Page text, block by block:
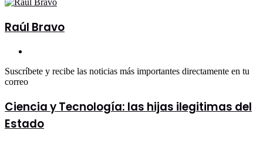
Raúl Bravo
Suscríbete y recibe las noticias más importantes directamente en tu
correo
Ciencia
y
Tecnología:
Ciencia y Tecnología: las hijas ilegitimas del
Estado